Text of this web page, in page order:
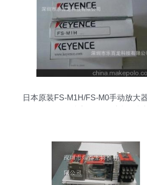
日本原装FS-M1H/FS-M0手动放大